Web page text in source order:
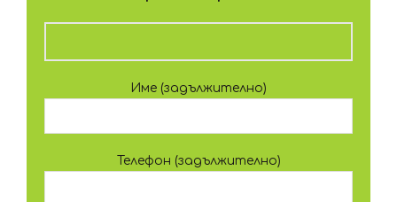
Име (задължително)
Телефон (задължително)